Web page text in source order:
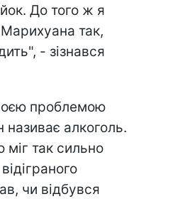
До того ж я
Марихуана так,
- зізнався
проблемою
алкоголь.
міг так сильно
чи відбувся